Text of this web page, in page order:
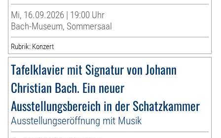
Mi, 16.09.2026 | 19:00 Uhr
Bach-Museum, Sommersaal
Rubrik: Konzert
Tafelklavier mit Signatur von Johann
Christian Bach. Ein neuer
Ausstellungsbereich in der Schatzkammer
Ausstellungseröffnung mit Musik